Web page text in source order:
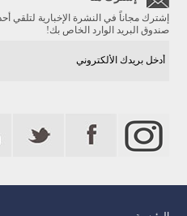
إشترك مجاناً في النشرة الإخبارية لتلقي
صندوق البريد الوارد الخاص بك!